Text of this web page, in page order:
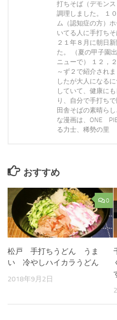
打ちそば（デモン
調理しました。 １
ム（認知症の方）
いてる人に手打ち
２１年８月に朝日
た。 （夏の甲子園
ニューで） １２，
～ず２で紹介され
したが大人になる
していて、健康に
り、自分で手打ち
田舎そばの素晴ら
な漫画は、ONE
る力士、稀勢の里
おすすめ
0
松戸 手打ちうどん うま
い 冷やしハイカラうどん
2018年9月2日